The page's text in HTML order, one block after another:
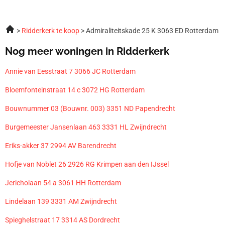
Ridderkerk te koop Admiraliteitskade 25 K 3063 ED Rotterdam
Nog meer woningen in Ridderkerk
Annie van Eesstraat 7 3066 JC Rotterdam
Bloemfonteinstraat 14 c 3072 HG Rotterdam
Bouwnummer 03 (Bouwnr. 003) 3351 ND Papendrecht
Burgemeester Jansenlaan 463 3331 HL Zwijndrecht
Eriks-akker 37 2994 AV Barendrecht
Hofje van Noblet 26 2926 RG Krimpen aan den IJssel
Jericholaan 54 a 3061 HH Rotterdam
Lindelaan 139 3331 AM Zwijndrecht
Spieghelstraat 17 3314 AS Dordrecht